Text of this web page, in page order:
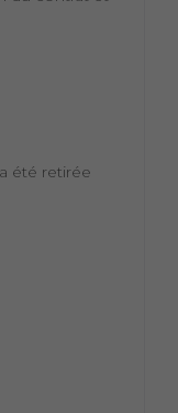
été retirée